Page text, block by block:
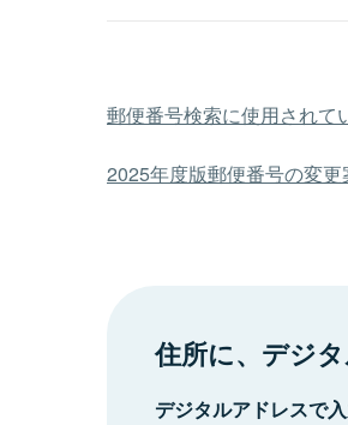
郵便番号検索に使用されて
2025年度版郵便番号の変更
住所に、デジタ
デジタルアドレスで